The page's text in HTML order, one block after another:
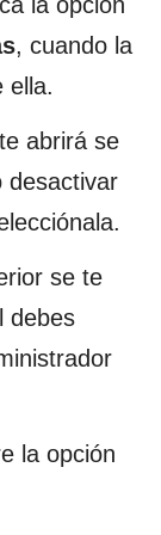
la opción
, cuando la
ella.
abrirá se
desactivar
se te
debes
la opción